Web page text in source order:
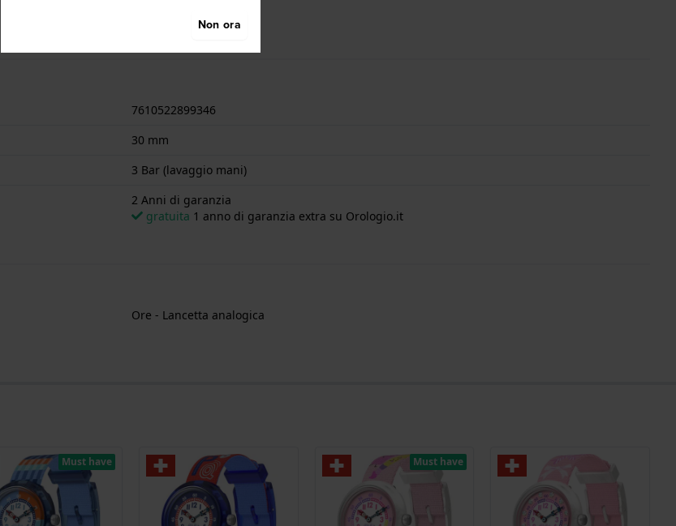
7610522899346
30 mm
3 Bar (lavaggio mani)
2 Anni di garanzia
gratuita 1 anno di garanzia extra su Orologio.it
Ore - Lancetta analogica
Must have Must have
Non ora